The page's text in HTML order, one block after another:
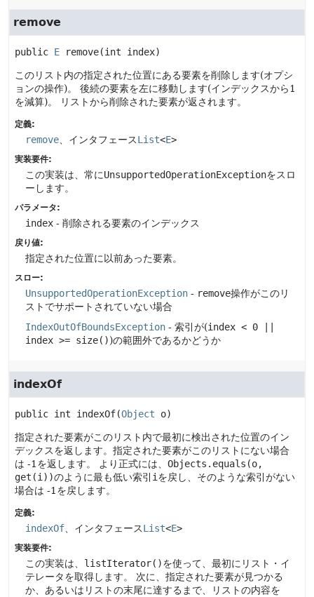
remove
public E remove(int index)
このリスト内の指定された位置にある要素を削除します(オプシ
ョンの操作)。
後続の要素を左に移動します(インデックスから1
を減算)。
リストから削除された要素が返されます。
定義:
remove 、インタフェースList<E>
実装要件:
この実装は、常にUnsupportedOperationExceptionをスロ
ーします。
パラメータ:
index - 削除される要素のインデックス
戻り値:
指定された位置に以前あった要素。
スロー:
UnsupportedOperationException - remove操作がこのリ
ストでサポートされていない場合
IndexOutOfBoundsException - 索引が(index < 0 ||
index >= size())の範囲外であるかどうか
indexOf
public int indexOf(Object o)
指定された要素がこのリスト内で最初に検出された位置のイン
デックスを返します。指定された要素がこのリストにない場合
は -1を返します。
より正式には、 Objects.equals(o,
get(i))のように最も低い索引 i を戻し、そのような索引がない
場合は -1を戻します。
定義:
indexOf 、インタフェースList<E>
実装要件:
この実装は、 listIterator()を使って、最初にリスト・イ
テレータを取得します。
次に、指定された要素が見つかる
か、あるいはリストの末尾に達するまで、リストの内容を